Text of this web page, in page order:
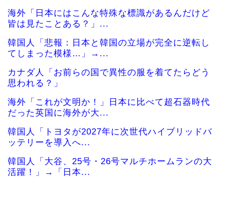
海外「日本にはこんな特殊な標識があるんだけど
皆は見たことある？」...
韓国人「悲報：日本と韓国の立場が完全に逆転し
てしまった模様…」→...
カナダ人「お前らの国で異性の服を着てたらどう
思われる？」
海外「これが文明か！」日本に比べて超石器時代
だった英国に海外が大...
韓国人「トヨタが2027年に次世代ハイブリッドバ
ッテリーを導入へ...
韓国人「大谷、25号・26号マルチホームランの大
活躍！」→「日本...